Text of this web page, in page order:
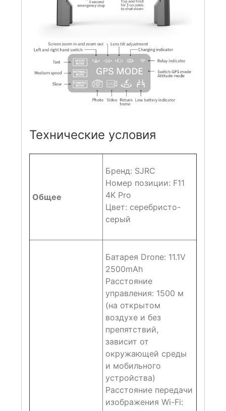
Технические условия
Общее
Бренд: SJRC
Номер позиции: F11
4K Pro
Цвет: серебристо-
серый
Батарея Drone: 11.1V
2500mAh
Расстояние
управления: 1500 м
(на открытом
воздухе и без
препятствий,
зависит от
окружающей среды
и мобильного
устройства)
Расстояние передачи
изображения Wi-Fi: